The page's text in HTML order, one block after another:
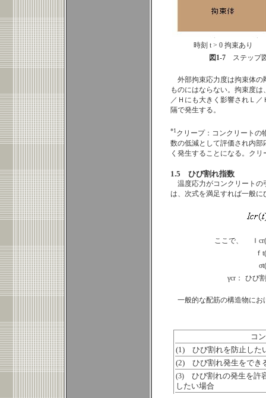
時刻 t > 0 拘束あり
図1-7ステップ
外部拘束応力度は拘束体
ものにはならない。拘束度
／Ｈにも大きく影響されＬ
隔で発生する。
*1クリープ：コンクリートの
数の低減として評価され内
く発生することになる。ク
1.5 ひび割れ指数
温度応力がコンクリート
は、次式を満足すれば一般
ここで、
Ｉ
ｆ
γcr：
ひび
一般的な配筋の構造物にお
コ
(1) ひび割れを防止した
(2) ひび割れ発生をでき
(3) ひび割れの発生を許
したい場合